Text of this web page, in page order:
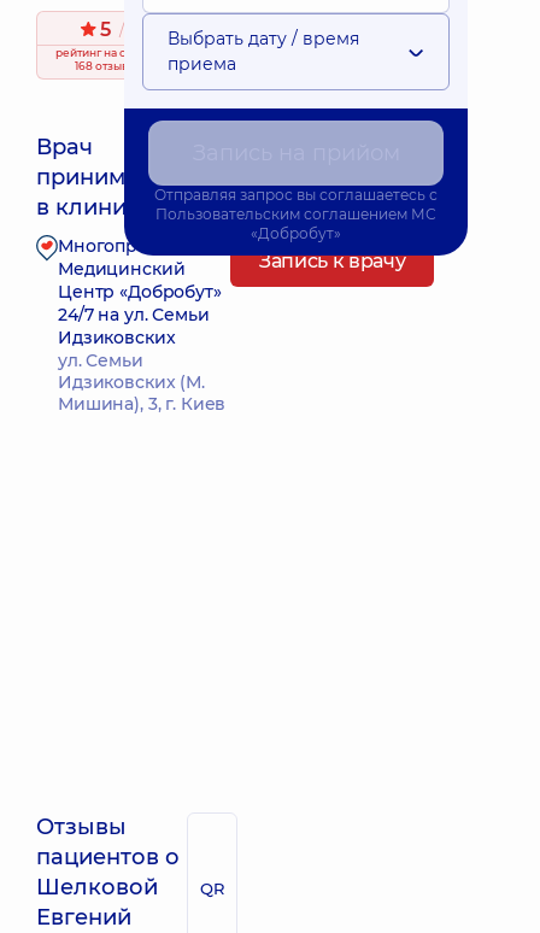
5 / 5
рейтингна основе
168 отзывов
Врач
принимает
в клинике
Ближайшее время приема: 27.08.2026 19:30
Многопрофильный
Медицинский
Центр «Добробут»
24/7 на ул. Семьи
Идзиковских
ул. Семьи
Идзиковских (М.
Мишина), 3, г. Киев
Запись к врачу
Отзывы
пациентов о
Шелковой
Евгений
QR
Выбрать дату / время
приема
Отправляя запрос вы соглашаетесь с
Пользовательским соглашением МС
«Добробут»